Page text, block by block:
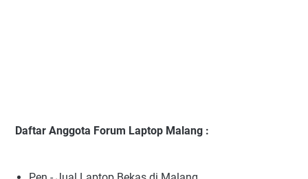
Daftar Anggota Forum Laptop Malang :